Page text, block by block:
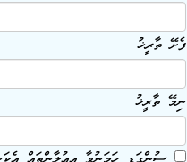
ފެށޭ ތާރީޚު
ނިމޭ ތާރީޚު